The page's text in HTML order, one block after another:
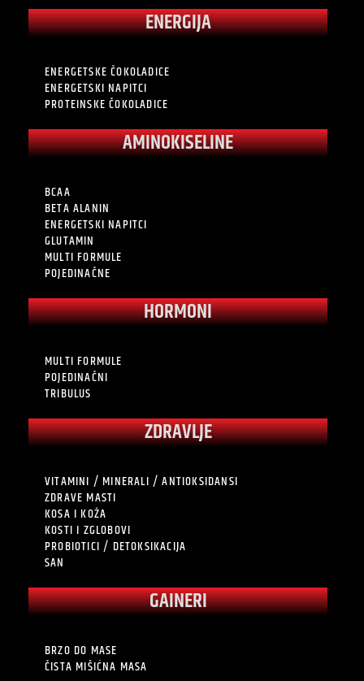
ENERGIJA
ENERGETSKE ČOKOLADICE
ENERGETSKI NAPITCI
PROTEINSKE ČOKOLADICE
AMINOKISELINE
BCAA
BETA ALANIN
ENERGETSKI NAPITCI
GLUTAMIN
MULTI FORMULE
POJEDINAČNE
HORMONI
MULTI FORMULE
POJEDINAČNI
TRIBULUS
ZDRAVLJE
VITAMINI / MINERALI / ANTIOKSIDANSI
ZDRAVE MASTI
KOSA I KOŽA
KOSTI I ZGLOBOVI
PROBIOTICI / DETOKSIKACIJA
SAN
GAINERI
BRZO DO MASE
ČISTA MIŠIĆNA MASA